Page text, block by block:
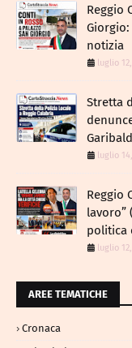
Reggio
notizia
luglio
​Stretta
luglio
Reggio
lavoro”
politica
luglio
AREE TEMATICHE
Cronaca